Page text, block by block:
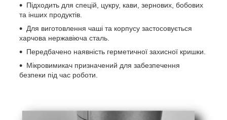
Підходить для спецій, цукру, кави, зернових, бобових
та інших продуктів.
Для виготовлення чаші та корпусу застосовується
харчова нержавіюча сталь.
Передбачено наявність герметичної захисної кришки.
Мікровимикач призначений для забезпечення
безпеки під час роботи.